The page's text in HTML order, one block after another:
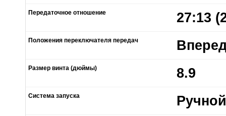
Передаточное отношение 27:13
Положения переключателя передач
Размер винта (дюймы) 8.9
Система запуска